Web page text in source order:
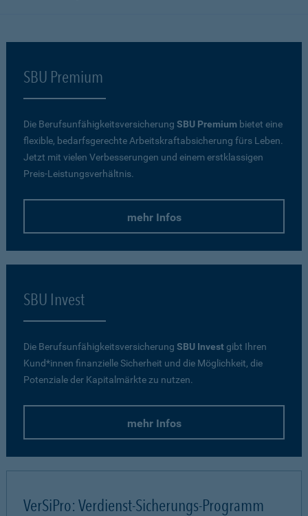
SBU Premium
Die Berufsunfähigkeitsversicherung SBU Premium bietet eine
flexible, bedarfsgerechte Arbeitskraftabsicherung fürs Leben.
Jetzt mit vielen Verbesserungen und einem erstklassigen
Preis-Leistungsverhältnis.
mehr Infos
SBU Invest
Die Berufsunfähigkeitsversicherung SBU Investgibt Ihren
Kund*innen finanzielle Sicherheit und die Möglichkeit, die
Potenziale der Kapitalmärkte zu nutzen.
mehr Infos
VerSiPro: Verdienst-Sicherungs-Programm